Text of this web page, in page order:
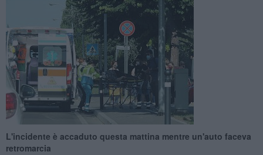
L'incidente è accaduto questa mattina mentre un'auto faceva
retromarcia